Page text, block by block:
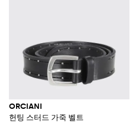
ORCIANI
헌팅 스터드 가죽 벨트